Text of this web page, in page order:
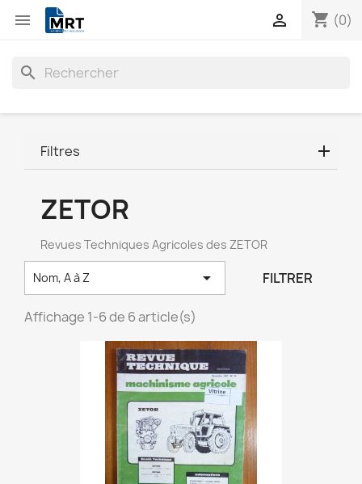
 shopping_cart (0)

search
Filtres
ZETOR
Revues Techniques Agricoles des ZETOR
Nom, A à Z  FILTRER
Affichage 1-6 de 6 article(s)